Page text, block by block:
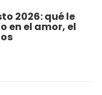
2026: qué le
en el amor, el